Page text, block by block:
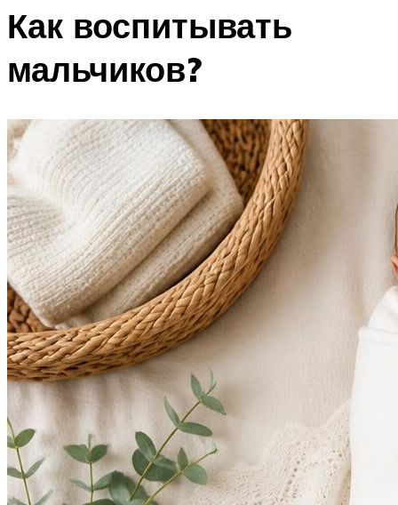
Как воспитывать
мальчиков?